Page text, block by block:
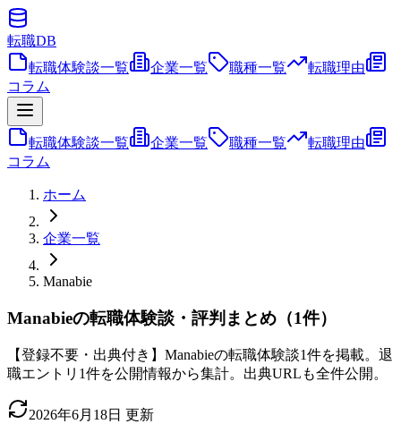
転職DB
転職体験談一覧
企業一覧 職種一覧
転職理由
コラム
転職体験談一覧 企業一覧 職種一覧
転職理由
コラム
ホーム
企業一覧
Manabie
Manabieの転職体験談・評判まとめ（1件）
【登録不要・出典付き】Manabieの転職体験談1件を掲載。退
職エントリ1件を公開情報から集計。出典URLも全件公開。
2026年6月18日 更新